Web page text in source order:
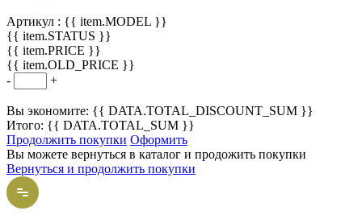
Артикул : {{ item.MODEL }}
{{ item.STATUS }}
{{ item.PRICE }}
{{ item.OLD_PRICE }}
-
+
Вы экономите: {{ DATA.TOTAL_DISCOUNT_SUM }}
Итого: {{ DATA.TOTAL_SUM }}
Продолжить покупки Оформить
Вы можете вернуться в каталог и продожить покупки
Вернуться и продолжить покупки